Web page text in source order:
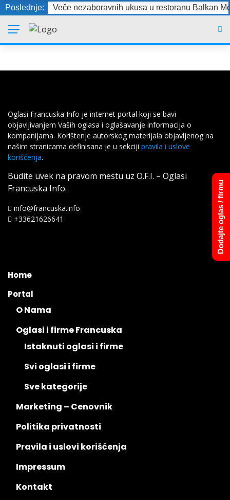
Poslednje: Veče nezaboravnih ukusa u restoranu Balkan
Oglasi Francuska Info je internet portal koji se bavi
objavljivanjem Vaših oglasa i oglašavanje informacija o
kompanijama. Korištenje autorskog materijala objavljenog na
našim stranicama definisana je u sekciji pravila i uslove
korišćenja.
Budite uvek na pravom mestu uz O.F.I. – Oglasi
Francuska Info.
info@francuska.info
+33621626641
Home
Portal
O Nama
Oglasi i firme Francuska
Istaknuti oglasi i firme
Svi oglasi i firme
Sve kategorije
Marketing – Cenovnik
Politika privatnosti
Pravila i uslovi korišćenja
Impressum
Kontakt
Dodajte oglas / firmu